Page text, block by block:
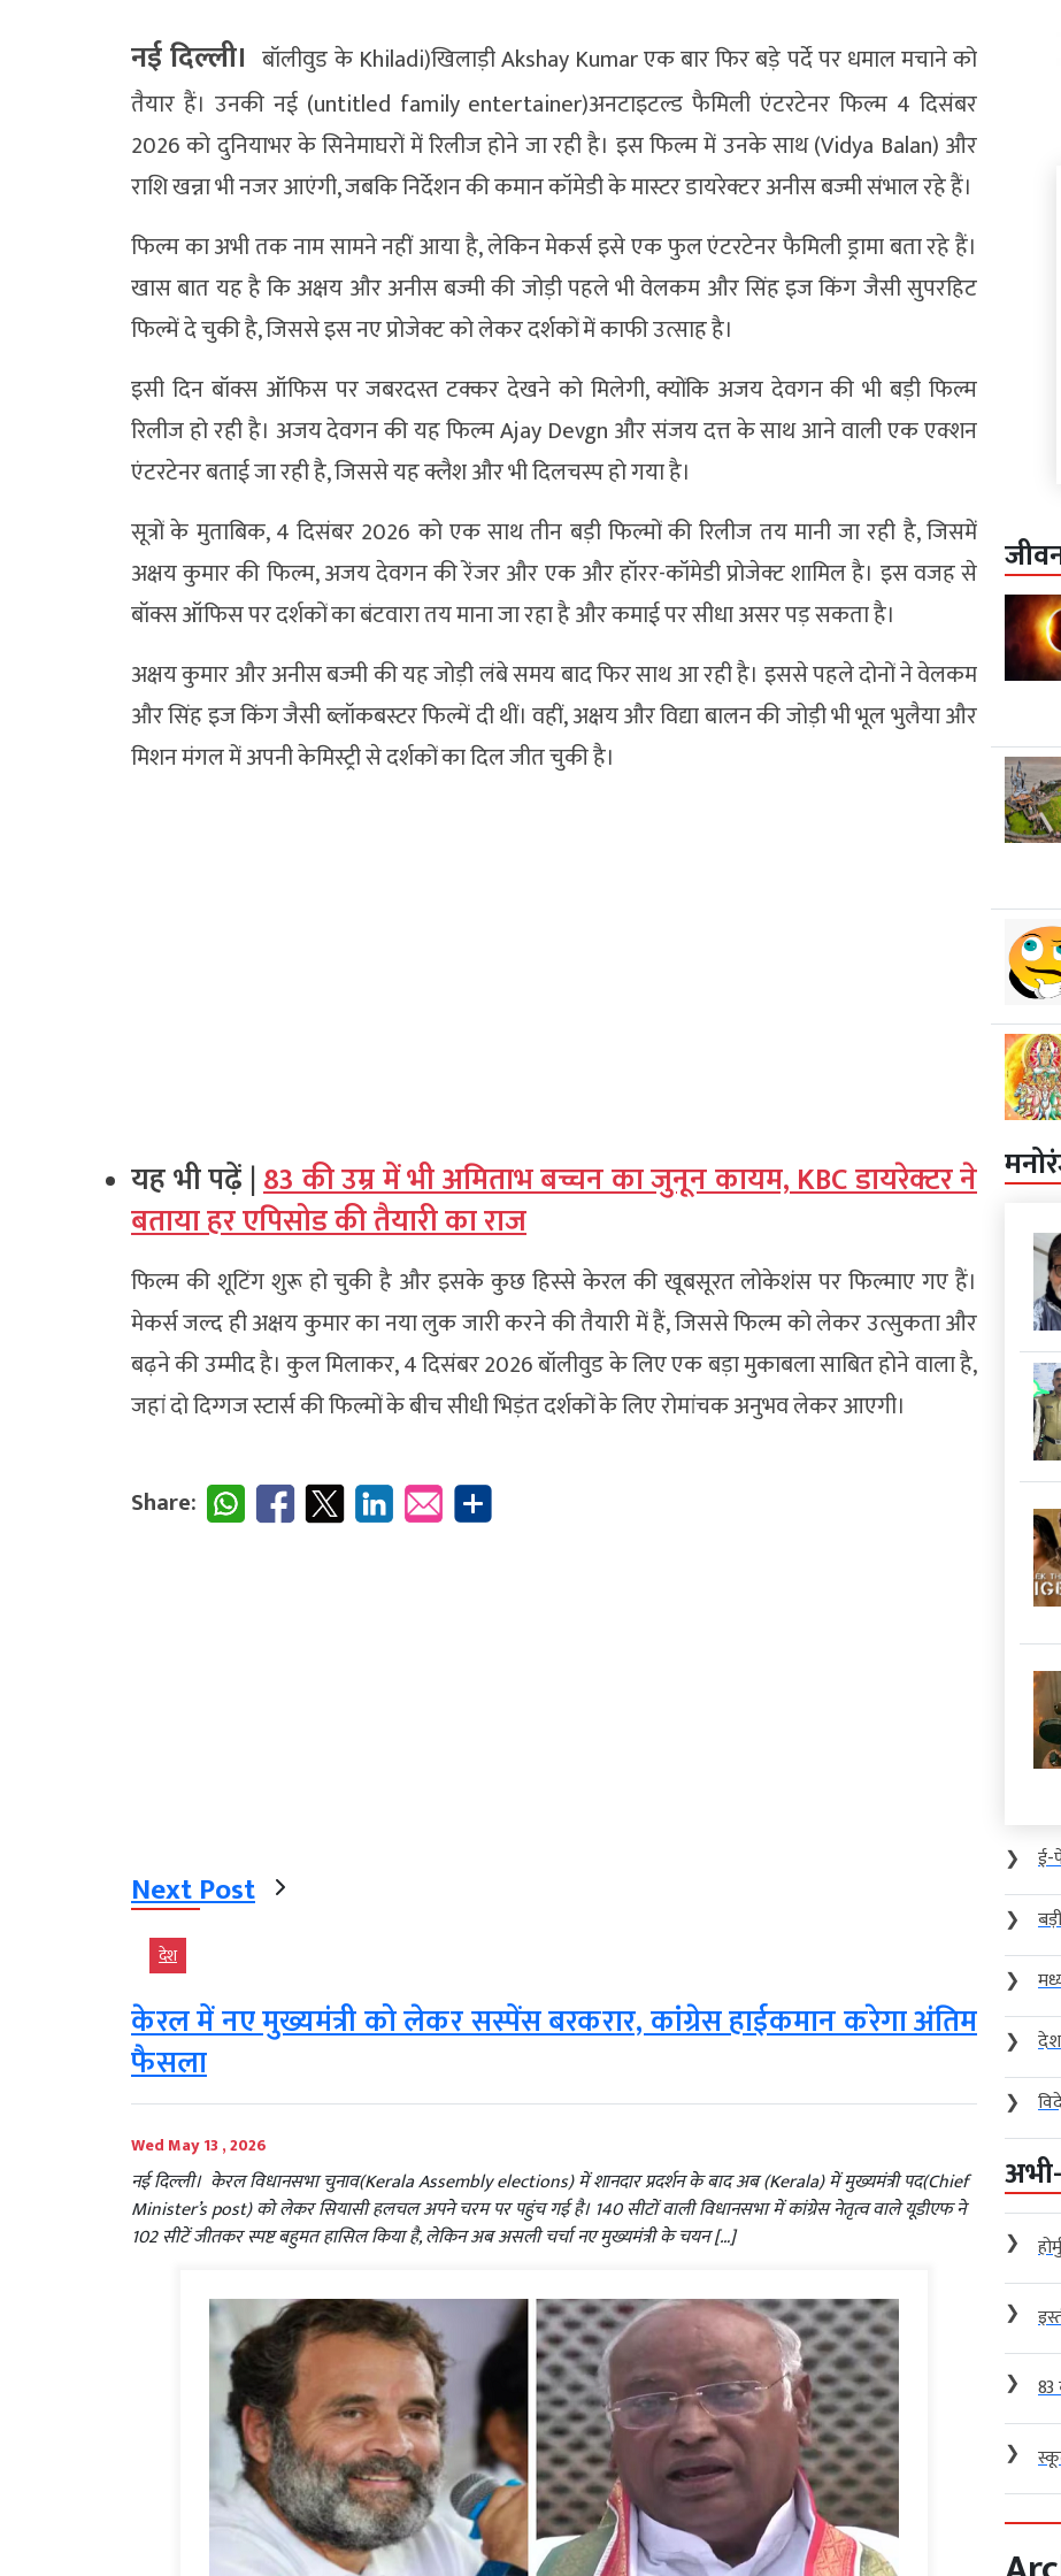
नई दिल्ली। बॉलीवुड के Khiladi)खिलाड़ी Akshay Kumar एक बार फिर बड़े पर्दे पर धमाल मचाने को
तैयार हैं। उनकी नई (untitled family entertainer)अनटाइटल्ड फैमिली एंटरटेनर फिल्म 4 दिसंबर
2026 को दुनियाभर के सिनेमाघरों में रिलीज होने जा रही है। इस फिल्म में उनके साथ (Vidya Balan) और
राशि खन्ना भी नजर आएंगी, जबकि निर्देशन की कमान कॉमेडी के मास्टर डायरेक्टर अनीस बज्मी संभाल रहे हैं।
फिल्म का अभी तक नाम सामने नहीं आया है, लेकिन मेकर्स इसे एक फुल एंटरटेनर फैमिली ड्रामा बता रहे हैं।
खास बात यह है कि अक्षय और अनीस बज्मी की जोड़ी पहले भी वेलकम और सिंह इज किंग जैसी सुपरहिट
फिल्में दे चुकी है, जिससे इस नए प्रोजेक्ट को लेकर दर्शकों में काफी उत्साह है।
इसी दिन बॉक्स ऑफिस पर जबरदस्त टक्कर देखने को मिलेगी, क्योंकि अजय देवगन की भी बड़ी फिल्म
रिलीज हो रही है। अजय देवगन की यह फिल्म Ajay Devgn और संजय दत्त के साथ आने वाली एक एक्शन
एंटरटेनर बताई जा रही है, जिससे यह क्लैश और भी दिलचस्प हो गया है।
सूत्रों के मुताबिक, 4 दिसंबर 2026 को एक साथ तीन बड़ी फिल्मों की रिलीज तय मानी जा रही है, जिसमें
अक्षय कुमार की फिल्म, अजय देवगन की रेंजर और एक और हॉरर-कॉमेडी प्रोजेक्ट शामिल है। इस वजह से
बॉक्स ऑफिस पर दर्शकों का बंटवारा तय माना जा रहा है और कमाई पर सीधा असर पड़ सकता है।
अक्षय कुमार और अनीस बज्मी की यह जोड़ी लंबे समय बाद फिर साथ आ रही है। इससे पहले दोनों ने वेलकम
और सिंह इज किंग जैसी ब्लॉकबस्टर फिल्में दी थीं। वहीं, अक्षय और विद्या बालन की जोड़ी भी भूल भुलैया और
मिशन मंगल में अपनी केमिस्ट्री से दर्शकों का दिल जीत चुकी है।
यह भी पढ़ें |83 की उम्र में भी अमिताभ बच्चन का जुनून कायम, KBC डायरेक्टर ने
बताया हर एपिसोड की तैयारी का राज
फिल्म की शूटिंग शुरू हो चुकी है और इसके कुछ हिस्से केरल की खूबसूरत लोकेशंस पर फिल्माए गए हैं।
मेकर्स जल्द ही अक्षय कुमार का नया लुक जारी करने की तैयारी में हैं, जिससे फिल्म को लेकर उत्सुकता और
बढ़ने की उम्मीद है। कुल मिलाकर, 4 दिसंबर 2026 बॉलीवुड के लिए एक बड़ा मुकाबला साबित होने वाला है,
जहां दो दिग्गज स्टार्स की फिल्मों के बीच सीधी भिड़ंत दर्शकों के लिए रोमांचक अनुभव लेकर आएगी।
Share:
Next Post
देश
केरल में नए मुख्यमंत्री को लेकर सस्पेंस बरकरार, कांग्रेस हाईकमान करेगा अंतिम
फैसला
Wed May 13 , 2026
नई दिल्ली। केरल विधानसभा चुनाव(Kerala Assembly elections) में शानदार प्रदर्शन के बाद अब (Kerala) में मुख्यमंत्री पद(Chief
Minister’s post) को लेकर सियासी हलचल अपने चरम पर पहुंच गई है। 140 सीटों वाली विधानसभा में कांग्रेस नेतृत्व वाले यूडीएफ ने
102 सीटें जीतकर स्पष्ट बहुमत हासिल किया है, लेकिन अब असली चर्चा नए मुख्यमंत्री के चयन […]
❯
ई-
❯
❯
❯
देश
❯
❯
❯
❯ 83
❯